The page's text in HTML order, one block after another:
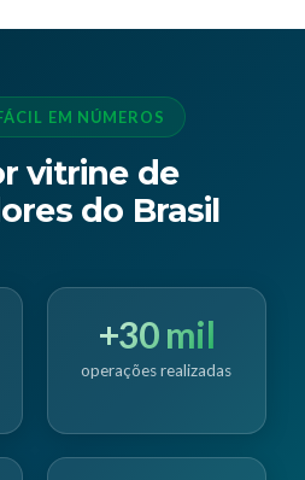
EM NÚMEROS
vitrine de
do Brasil
+30 mil
operações realizadas